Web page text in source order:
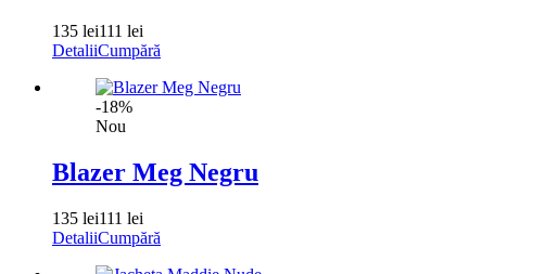
135 lei111 lei
DetaliiCumpără
-18%
Nou
Blazer Meg Negru
135 lei111 lei
DetaliiCumpără